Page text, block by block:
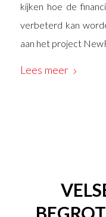
kijken hoe de
verbeterd kan
aan het project
Lees meer